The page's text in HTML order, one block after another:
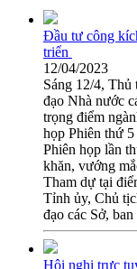
Đầu tư công
triển
12/04/2023
Sáng 12/4,
đạo Nhà nước
trọng điểm
họp Phiên thứ
Phiên họp lần
khăn, vướng
Tham dự tại
Tỉnh ủy, Chủ
đạo các Sở,
Hội nghị trực